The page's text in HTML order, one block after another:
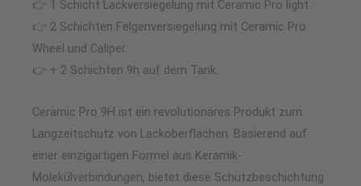
👉 1 Schicht Lackversiegelung mit Ceramic Pro light.
👉 2 Schichten Felgenversiegelung mit Ceramic Pro
Wheel und Caliper.
👉 + 2 Schichten 9h auf dem Tank
Ceramic Pro 9H ist ein revolutionäres Produkt zum
Langzeitschutz von Lackoberflächen. Basierend auf
einer einzigartigen Formel aus Keramik-
Molekülverbindungen, bietet diese Schutzbeschichtung